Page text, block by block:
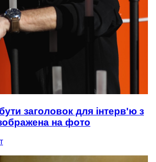
заголовок для інтерв'ю з
на фото